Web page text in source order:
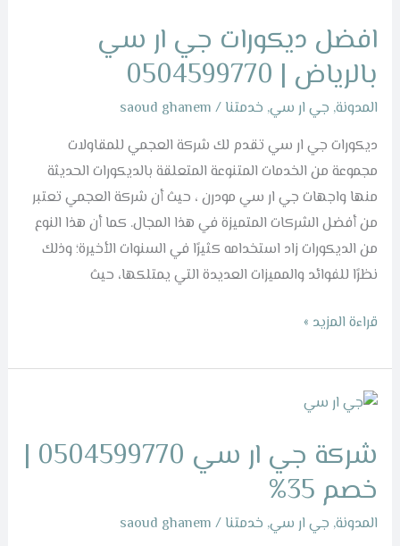
افضل ديكورات جي ار سي
بالرياض | 0504599770
المدونة, جي ار سي, خدمتنا /
saoud ghanem
ديكورات جي ار سي تقدم لك شركة العجمي للمقاولات
مجموعة من الخدمات المتنوعة المتعلقة بالديكورات الحديثة
منها واجهات جي ار سي مودرن ، حيث أن شركة العجمي تعتبر
من أفضل الشركات المتميزة في هذا المجال. كما أن هذا النوع
من الديكورات زاد استخدامه كثيرًا في السنوات الأخيرة؛ وذلك
نظرًا للفوائد والمميزات العديدة التي يمتلكها، حيث
جي
ار
سي
بالرياض
|
0504599770
قراءة المزيد »
شركة جي ار سي 0504599770 |
خصم 35%
المدونة, جي ار سي, خدمتنا /
saoud ghanem
شركة
ار
سي
0504599770
|